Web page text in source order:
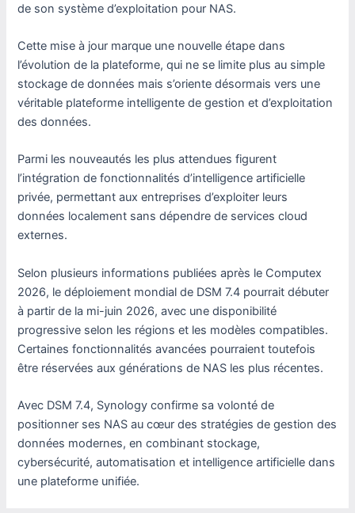
de son système d’exploitation pour NAS.
Cette mise à jour marque une nouvelle étape dans
l’évolution de la plateforme, qui ne se limite plus au simple
stockage de données mais s’oriente désormais vers une
véritable plateforme intelligente de gestion et d’exploitation
des données.
Parmi les nouveautés les plus attendues figurent
l’intégration de fonctionnalités d’intelligence artificielle
privée, permettant aux entreprises d’exploiter leurs
données localement sans dépendre de services cloud
externes.
Selon plusieurs informations publiées après le Computex
2026, le déploiement mondial de DSM 7.4 pourrait débuter
à partir de la mi-juin 2026, avec une disponibilité
progressive selon les régions et les modèles compatibles.
Certaines fonctionnalités avancées pourraient toutefois
être réservées aux générations de NAS les plus récentes.
Avec DSM 7.4, Synology confirme sa volonté de
positionner ses NAS au cœur des stratégies de gestion des
données modernes, en combinant stockage,
cybersécurité, automatisation et intelligence artificielle dans
une plateforme unifiée.